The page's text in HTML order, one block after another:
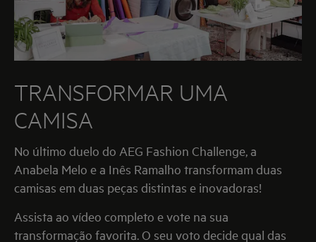
TRANSFORMAR UMA
CAMISA
No último duelo do AEG Fashion Challenge, a
Anabela Melo e a Inês Ramalho transformam duas
camisas em duas peças distintas e inovadoras!
Assista ao vídeo completo e vote na sua
transformação favorita. O seu voto decide qual das